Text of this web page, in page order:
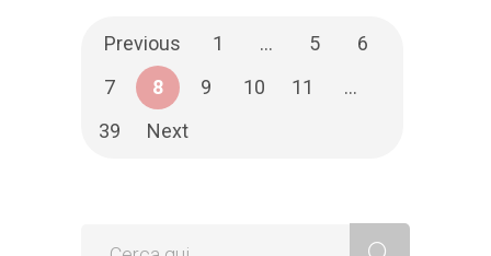
Previous 1 … 5
6
7
8 9 10 11
…
39
Next